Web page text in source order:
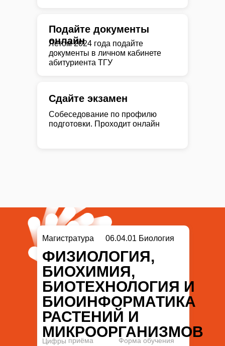
Летом 2024 года подайте
документы в личном кабинете
абитуриента ТГУ
Подайте документы
онлайн
Сдайте экзамен
Собеседование по профилю
подготовки. Проходит онлайн
ФИЗИОЛОГИЯ,
БИОХИМИЯ,
БИОТЕХНОЛОГИЯ И
БИОИНФОРМАТИКА
РАСТЕНИЙ И
МИКРООРГАНИЗМОВ
Магистратура
Цифры приёма Форма обучения
06.04.01 Биология